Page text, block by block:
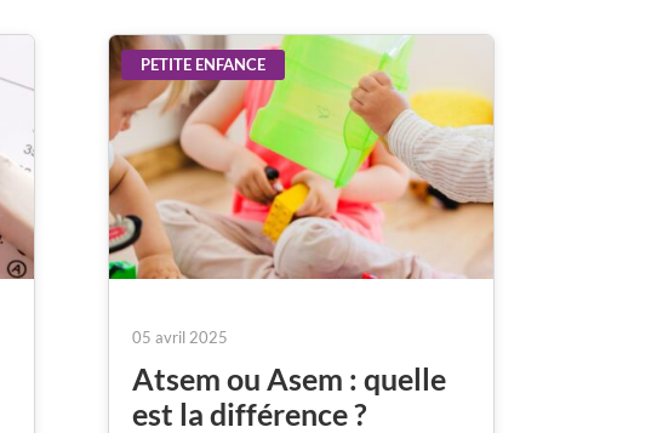
PETITE ENFANCE
05 avril 2025
Atsem ou Asem : quelle
est la différence ?